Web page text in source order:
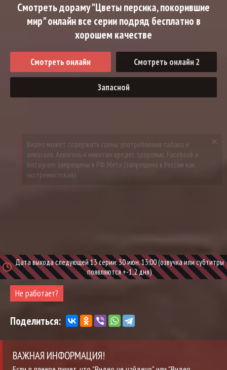
Смотреть дораму "Цветы персика, покорившие
мир" онлайн все серии подряд бесплатно в
хорошем качестве
Смотреть онлайн Смотреть онлайн 2
Запасной
Дата выхода следующей 13 серии: 30 июн. 13:00 (озвучка или субтитры
появляются +-1,2 дня)
Не работает?
Поделиться:
ВАЖНАЯ ИНФОРМАЦИЯ!